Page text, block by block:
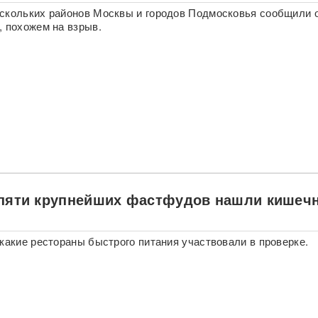
районов Москвы и городов Подмосковья сообщили
похожем на взрыв.
крупнейших фастфудов нашли
рестораны быстрого питания участвовали в проверке.